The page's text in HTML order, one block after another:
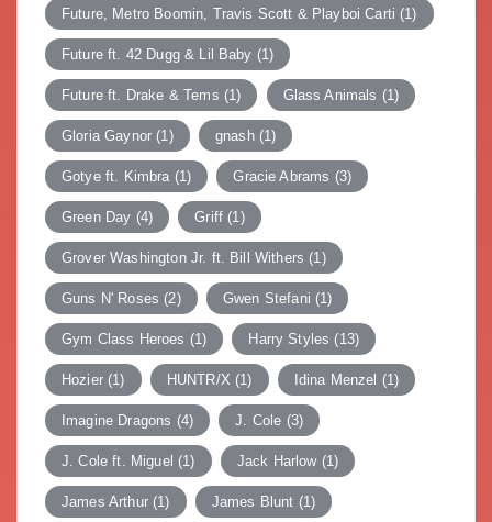
Future, Metro Boomin, Travis Scott & Playboi Carti (1)
Future ft. 42 Dugg & Lil Baby (1)
Future ft. Drake & Tems (1) Glass Animals (1)
Gloria Gaynor (1) gnash(1)
Gotye ft. Kimbra (1) Gracie Abrams (3)
Green Day (4) Griff (1)
Grover Washington Jr. ft. Bill Withers (1)
Guns N' Roses (2) Gwen Stefani (1)
Gym Class Heroes (1) Harry Styles (13)
Hozier(1) HUNTR/X (1) Idina Menzel (1)
Imagine Dragons (4) J. Cole (3)
J. Cole ft. Miguel (1) Jack Harlow(1)
James Arthur(1) James Blunt (1)